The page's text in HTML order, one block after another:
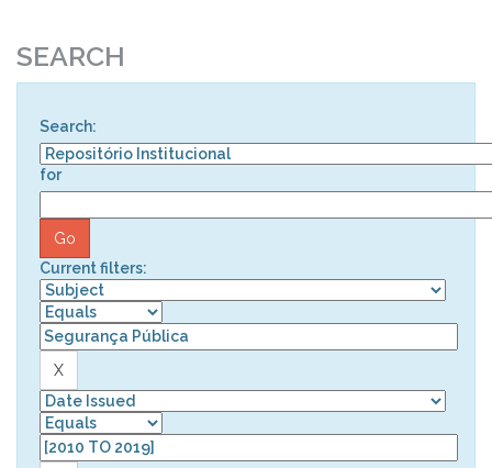
SEARCH
Search:
for
Current filters: